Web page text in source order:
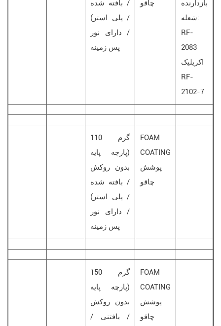
/ بافته شده
/ پلی استر)
/ دارای نور
پس زمینه
چاقو
بازدارنده
شعله:
RF-
2083
اکریلیک
RF-
2102-7
110 گرم
(پارچه پایه
بدون روکش
/ بافته شده
/ پلی استر)
/ دارای نور
پس زمینه
FOAM
COATING
پوشش
چاقو
150 گرم
(پارچه پایه
بدون روکش
/ بافتنی /
FOAM
COATING
پوشش
چاقو